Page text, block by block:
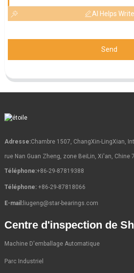
AI Helps Write
Send
Adresse:Chambre 1507, ChangXin-LingXian,
rue Nan Guan Zheng, zone BeiLin, Xi'an, Chine
Téléphone:+86-29-87819388
Téléphone: +86-29-87818066
E-mail:liugeng@star-bearings.com
Centre d'inspection de
Machine D'emballage Automatique
Parc Industriel